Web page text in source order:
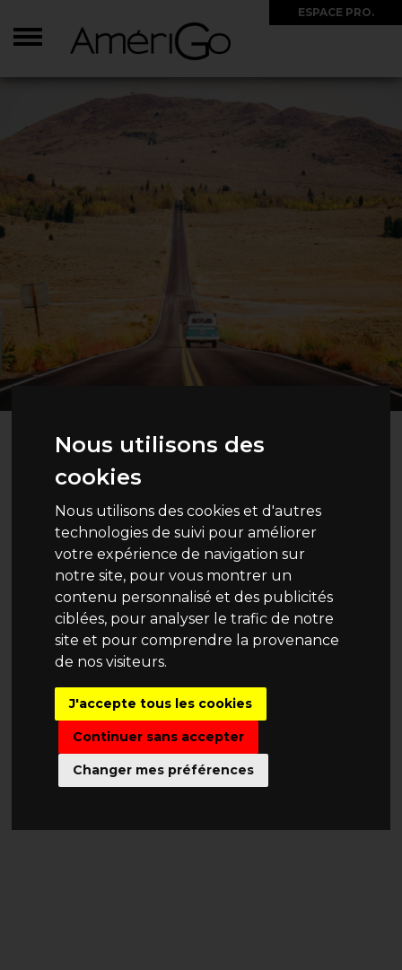
Nous utilisons des
cookies
Nous utilisons des cookies et d'autres
technologies de suivi pour améliorer
votre expérience de navigation sur
notre site, pour vous montrer un
contenu personnalisé et des publicités
ciblées, pour analyser le trafic de notre
site et pour comprendre la provenance
de nos visiteurs.
J'accepte tous les cookies
Continuer sans accepter
Changer mes préférences
ESPACE PRO.